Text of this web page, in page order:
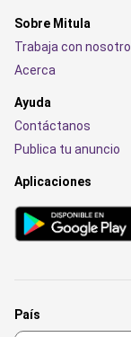
Sobre Mitula
Trabaja con
Acerca
Ayuda
Contáctanos
Publica tu anuncio
Aplicaciones
País